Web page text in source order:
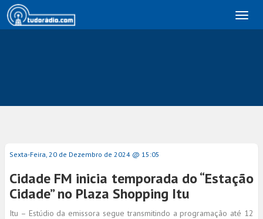
Sexta-Feira, 20 de Dezembro de 2024 @ 15:05
Cidade FM inicia temporada do “Estação
Cidade” no Plaza Shopping Itu
Itu – Estúdio da emissora segue transmitindo a programação até 12